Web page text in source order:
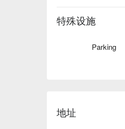
无论您是来享用一
忘怀：
证的清真原料。
特殊设施
Parking
地址